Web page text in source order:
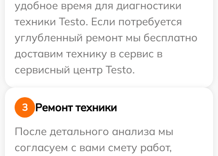
удобное время для диагностики
техники Testo. Если потребуется
углубленный ремонт мы бесплатно
доставим технику в сервис в
сервисный центр Testo.
3
Ремонт техники
После детального анализа мы
согласуем с вами смету работ,